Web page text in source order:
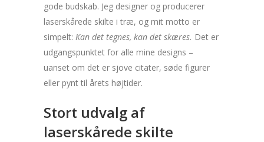
gode budskab. Jeg designer og producerer
laserskårede skilte i træ, og mit motto er
simpelt: Kan det tegnes, kan det skæres. Det er
udgangspunktet for alle mine designs –
uanset om det er sjove citater, søde figurer
eller pynt til årets højtider.
Stort udvalg af
laserskårede skilte